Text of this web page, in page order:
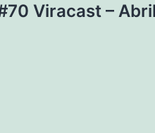
Viracast –